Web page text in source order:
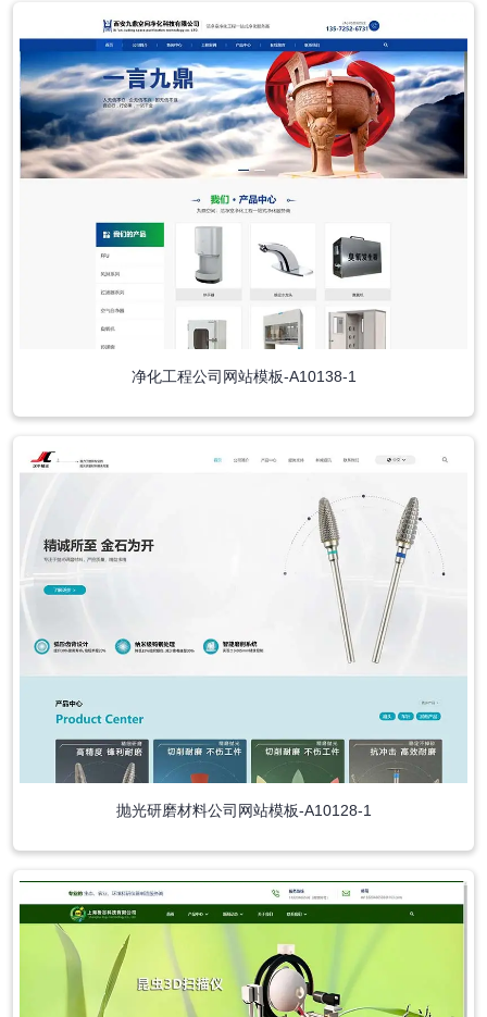
净化工程公司网站模板-A10138-1
抛光研磨材料公司网站模板-A10128-1